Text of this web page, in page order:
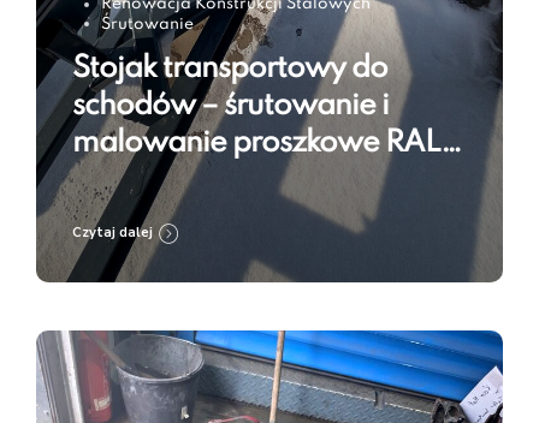
Renowacja Konstrukcji Stalowych
Śrutowanie
Stojak transportowy do
schodów – śrutowanie i
malowanie proszkowe RAL
7016
Czytaj dalej